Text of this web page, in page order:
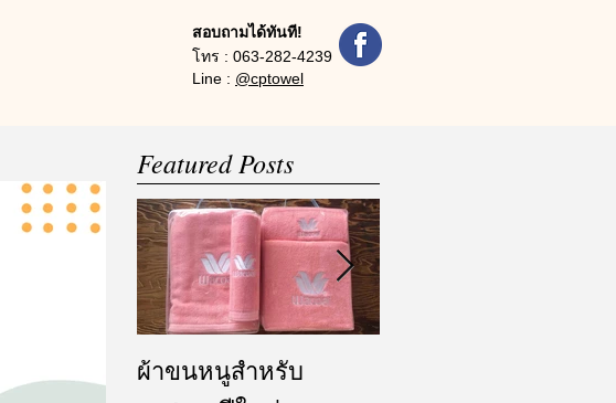
สอบถามได้ทันที!
โทร : 063-282-4239
Line : @cptowel
Featured Posts
ผ้าขนหนูสำหรับ